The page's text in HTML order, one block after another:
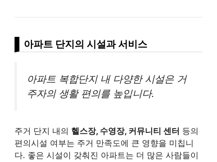
아파트 단지의 시설과 서비스
아파트 복합단지 내 다양한 시설은 거
주자의 생활 편의를 높입니다.
주거 단지 내의 헬스장, 수영장, 커뮤니티 센터 등의
편의시설 여부는 주거 만족도에 큰 영향을 미칩니
다. 좋은 시설이 갖춰진 아파트는 더 많은 사람들이